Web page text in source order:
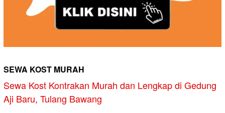
SEWA KOST MURAH
Sewa Kost Kontrakan Murah dan Lengkap di Gedung
Aji Baru, Tulang Bawang